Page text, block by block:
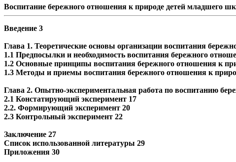
Воспитание бережного отношения к природе детей младшего
Введение 3
Глава 1. Теоретические основы организации воспитания
1.1 Предпосылки и необходимость воспитания бережного
1.2 Основные принципы воспитания бережного отношения к
1.3 Методы и приемы воспитания бережного отношения к
Глава 2. Опытно-экспериментальная работа по воспитанию
2.1 Констатирующий эксперимент 17
2.2. Формирующий эксперимент 20
2.3 Контрольный эксперимент 22
Заключение 27
Список использованной литературы 29
Приложения 30